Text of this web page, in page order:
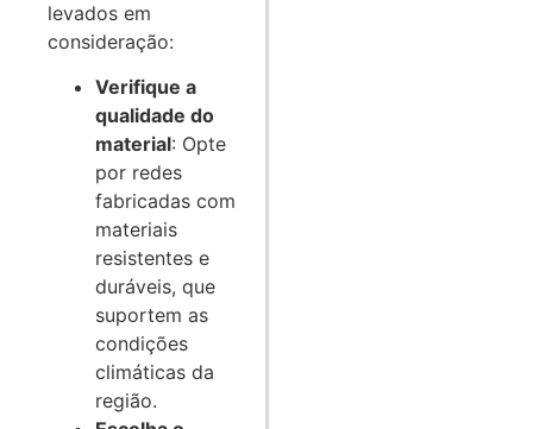
levados em
consideração:
Verifique a
qualidade do
material: Opte
por redes
fabricadas com
materiais
resistentes e
duráveis, que
suportem as
condições
climáticas da
região.